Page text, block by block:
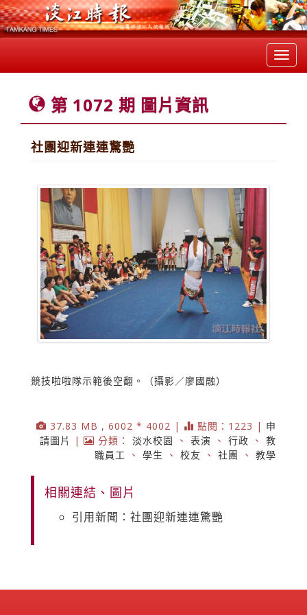
第 1072 期 圖片資訊
社團迎新連連驚艷
競技啦啦隊示範後空翻。（攝影／廖國融）
37.83 MB , 6002 * 4002 | 點閱：1223 | 申
請圖片
| 分類： 淡水校園 、 表演 、 行政 、 教
職員工
、 學生 、 校友 、 社團 、 教學
相關連結、圖片
引用新聞：社團迎新連連驚艷